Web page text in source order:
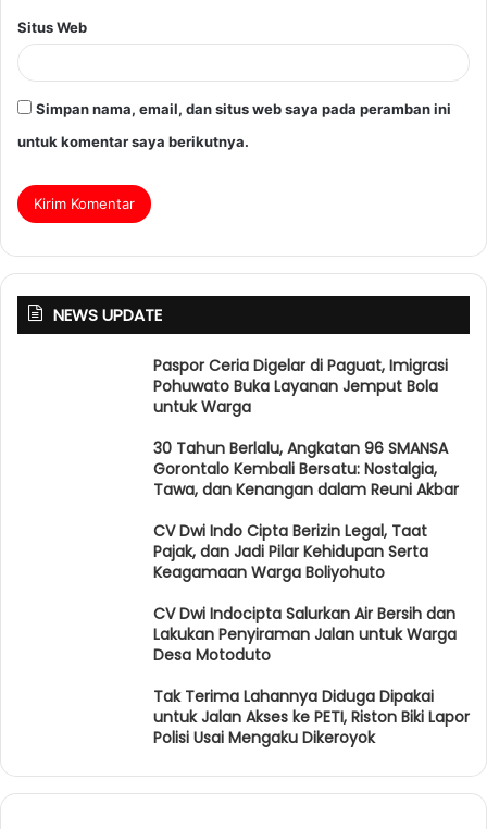
Situs Web
Simpan nama, email, dan situs web saya pada peramban ini
untuk komentar saya berikutnya.
NEWS UPDATE
Paspor Ceria Digelar di Paguat, Imigrasi
Pohuwato Buka Layanan Jemput Bola
untuk Warga
30 Tahun Berlalu, Angkatan 96 SMANSA
Gorontalo Kembali Bersatu: Nostalgia,
Tawa, dan Kenangan dalam Reuni Akbar
CV Dwi Indo Cipta Berizin Legal, Taat
Pajak, dan Jadi Pilar Kehidupan Serta
Keagamaan Warga Boliyohuto
CV Dwi Indocipta Salurkan Air Bersih dan
Lakukan Penyiraman Jalan untuk Warga
Desa Motoduto
Tak Terima Lahannya Diduga Dipakai
untuk Jalan Akses ke PETI, Riston Biki Lapor
Polisi Usai Mengaku Dikeroyok